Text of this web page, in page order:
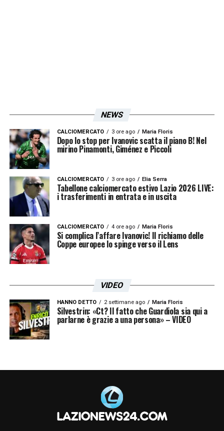
nascondersi. Se la deve giocare con
tranquillità, concentrazione, senza
nervosismi, quelli che ho visto a Lecce.
Alcuni errori con l’Atalanta non puoi
permetterteli».
LA PLAYLIST DELLE NOSTRE TOP NEWS
NEWS
CALCIOMERCATO 3 ore ago Maria Floris
Dopo lo stop per Ivanovic scatta il piano B! Nel
mirino Pinamonti, Giménez e Piccoli
CALCIOMERCATO 3 ore ago Elia Serra
Tabellone calciomercato estivo Lazio 2026 LIVE:
i trasferimenti in entrata e in uscita
CALCIOMERCATO 4 ore ago Maria Floris
Si complica l’affare Ivanovic! Il richiamo delle
Coppe europee lo spinge verso il Lens
VIDEO
HANNO DETTO 2 settimane ago Maria Floris
Silvestrin: «Ct? Il fatto che Guardiola sia qui a
parlarne è grazie a una persona» – VIDEO